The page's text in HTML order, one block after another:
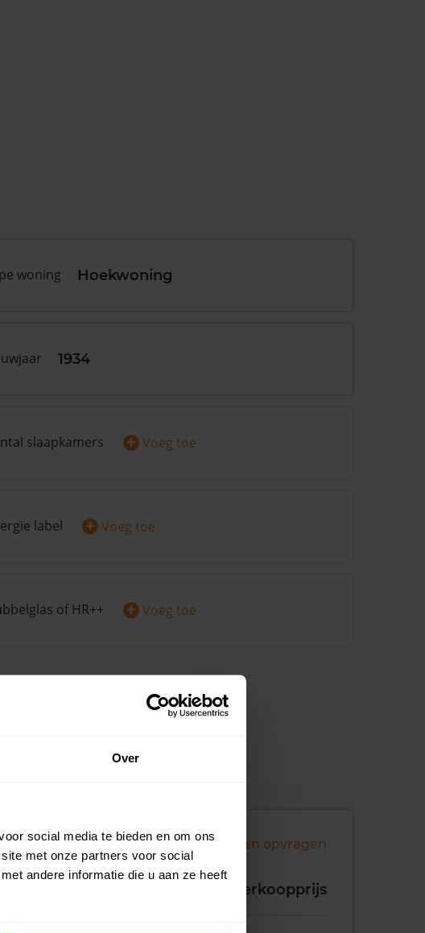
Over
social media te bieden en om ons
met onze partners voor social
andere informatie die u aan ze heeft
woning Hoekwoning
1934
slaapkamers + Voeg toe
label + Voeg toe
of HR++ + Voeg toe
Andere koopsommen opvragen
Verkoopprijs